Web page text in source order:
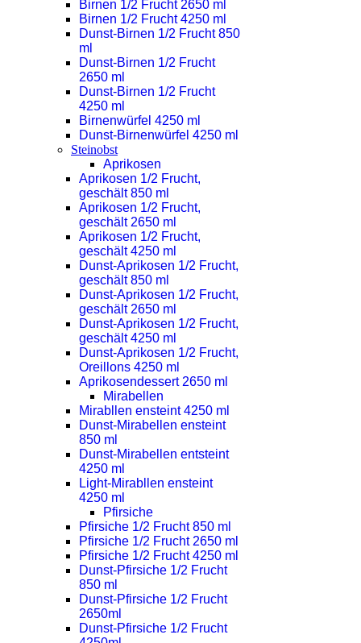
Birnen 1/2 Frucht 2650 ml
Birnen 1/2 Frucht 4250 ml
Dunst-Birnen 1/2 Frucht 850
ml
Dunst-Birnen 1/2 Frucht
2650 ml
Dunst-Birnen 1/2 Frucht
4250 ml
Birnenwürfel 4250 ml
Dunst-Birnenwürfel 4250 ml
Steinobst
Aprikosen
Aprikosen 1/2 Frucht,
geschält 850 ml
Aprikosen 1/2 Frucht,
geschält 2650 ml
Aprikosen 1/2 Frucht,
geschält 4250 ml
Dunst-Aprikosen 1/2 Frucht,
geschält 850 ml
Dunst-Aprikosen 1/2 Frucht,
geschält 2650 ml
Dunst-Aprikosen 1/2 Frucht,
geschält 4250 ml
Dunst-Aprikosen 1/2 Frucht,
Oreillons 4250 ml
Aprikosendessert 2650 ml
Mirabellen
Mirabllen ensteint 4250 ml
Dunst-Mirabellen ensteint
850 ml
Dunst-Mirabellen entsteint
4250 ml
Light-Mirabllen ensteint
4250 ml
Pfirsiche
Pfirsiche 1/2 Frucht 850 ml
Pfirsiche 1/2 Frucht 2650 ml
Pfirsiche 1/2 Frucht 4250 ml
Dunst-Pfirsiche 1/2 Frucht
850 ml
Dunst-Pfirsiche 1/2 Frucht
2650ml
Dunst-Pfirsiche 1/2 Frucht